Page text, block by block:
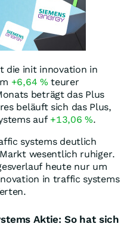
die init innovation in
+6,64 % teurer
beträgt das Plus
beläuft sich das Plus,
auf +13,06%.
systems deutlich
wesentlich ruhiger.
heute nur um
in traffic systems
Aktie: So hat sich